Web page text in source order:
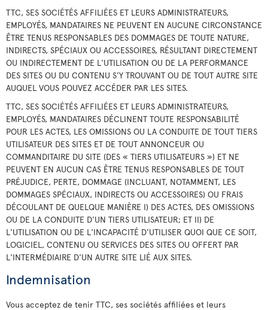
TTC, SES SOCIÉTÉS AFFILIÉES ET LEURS ADMINISTRATEURS,
EMPLOYÉS, MANDATAIRES NE PEUVENT EN AUCUNE CIRCONSTANCE
ÊTRE TENUS RESPONSABLES DES DOMMAGES DE TOUTE NATURE,
INDIRECTS, SPÉCIAUX OU ACCESSOIRES, RÉSULTANT DIRECTEMENT
OU INDIRECTEMENT DE L'UTILISATION OU DE LA PERFORMANCE
DES SITES OU DU CONTENU S’Y TROUVANT OU DE TOUT AUTRE SITE
AUQUEL VOUS POUVEZ ACCÉDER PAR LES SITES.
TTC, SES SOCIÉTÉS AFFILIÉES ET LEURS ADMINISTRATEURS,
EMPLOYÉS, MANDATAIRES DÉCLINENT TOUTE RESPONSABILITÉ
POUR LES ACTES, LES OMISSIONS OU LA CONDUITE DE TOUT TIERS
UTILISATEUR DES SITES ET DE TOUT ANNONCEUR OU
COMMANDITAIRE DU SITE (DES « TIERS UTILISATEURS ») ET NE
PEUVENT EN AUCUN CAS ÊTRE TENUS RESPONSABLES DE TOUT
PRÉJUDICE, PERTE, DOMMAGE (INCLUANT, NOTAMMENT, LES
DOMMAGES SPÉCIAUX, INDIRECTS OU ACCESSOIRES) OU FRAIS
DÉCOULANT DE QUELQUE MANIÈRE I) DES ACTES, DES OMISSIONS
OU DE LA CONDUITE D'UN TIERS UTILISATEUR; ET II) DE
L'UTILISATION OU DE L'INCAPACITÉ D'UTILISER QUOI QUE CE SOIT,
LOGICIEL, CONTENU OU SERVICES DES SITES OU OFFERT PAR
L'INTERMÉDIAIRE D'UN AUTRE SITE LIÉ AUX SITES.
Indemnisation
Vous acceptez de tenir TTC, ses sociétés affiliées et leurs